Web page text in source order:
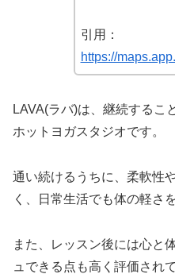
引用：
https://
LAVA(ラバ)は、継続するこ
ホットヨガスタジオです。
通い続けるうちに、柔軟性
く、日常生活でも体の軽さ
また、レッスン後には心と
ュできる点も高く評価され